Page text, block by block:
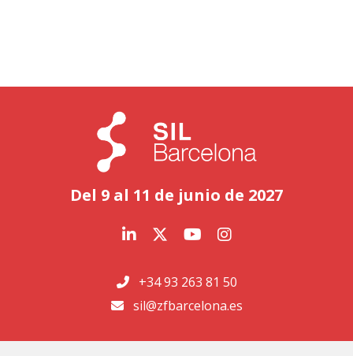
Del 9 al 11 de junio de 2027
+34 93 263 81 50
sil@zfbarcelona.es